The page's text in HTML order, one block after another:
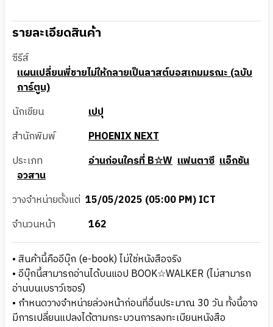
รายละเอียดสินค้า
ซีรีส์
แผนเปลี่ยนพี่ชายไม่ให้กลายเป็นลาสต์บอสเกมมรณะ (ฉบับ
การ์ตูน)
นักเขียน
เปปุ
สำนักพิมพ์
PHOENIX NEXT
ประเภท
อ่านก่อนใครที่ B☆W แฟนตาซี แอ็กชัน
อวสาน
วางจำหน่ายตั้งแต่ 15/05/2025 (05:00 PM) ICT
จำนวนหน้า
162
• สินค้านี้คืออีบุ๊ก (e-book) ไม่ใช่หนังสือจริง
• อีบุ๊กนี้สามารถอ่านได้บนแอป BOOK☆WALKER (ไม่สามารถ
อ่านบนเบราว์เซอร์)
• กำหนดวางจำหน่ายล่วงหน้าก่อนที่อื่นประมาณ 30 วัน ทั้งนี้อาจ
มีการเปลี่ยนแปลงได้ตามกระบวนการลงทะเบียนหนังสือ